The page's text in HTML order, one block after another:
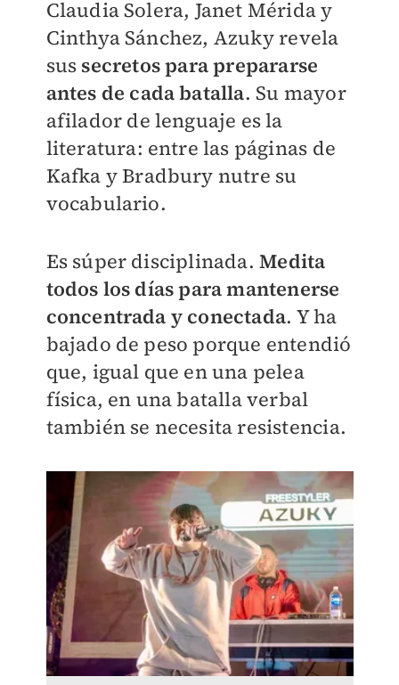
Claudia Solera, Janet Mérida y
Cinthya Sánchez, Azuky revela
sus secretos para prepararse
antes de cada batalla. Su mayor
afilador de lenguaje es la
literatura: entre las páginas de
Kafka y Bradbury nutre su
vocabulario.
Es súper disciplinada.Medita
todos los días para mantenerse
concentrada y conectada. Y ha
bajado de peso porque entendió
que, igual que en una pelea
física, en una batalla verbal
también se necesita resistencia.